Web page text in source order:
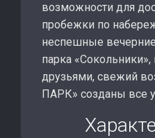
возможности для
пробежки по
неспешные
парка
друзьями, свежий
ПАРК» созданы все